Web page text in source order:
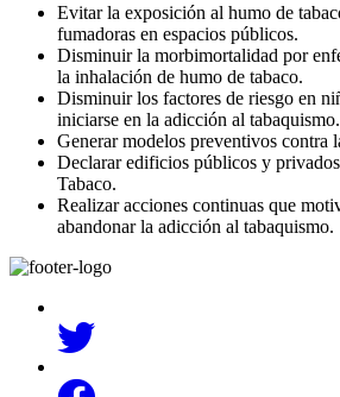
Evitar la exposición al humo de
fumadoras en espacios públicos.
Disminuir la morbimortalidad por
la inhalación de humo de tabaco.
Disminuir los factores de riesgo en
iniciarse en la adicción al tabaquismo.
Generar modelos preventivos contra
Declarar edificios públicos y
Tabaco.
Realizar acciones continuas que
abandonar la adicción al tabaquismo.